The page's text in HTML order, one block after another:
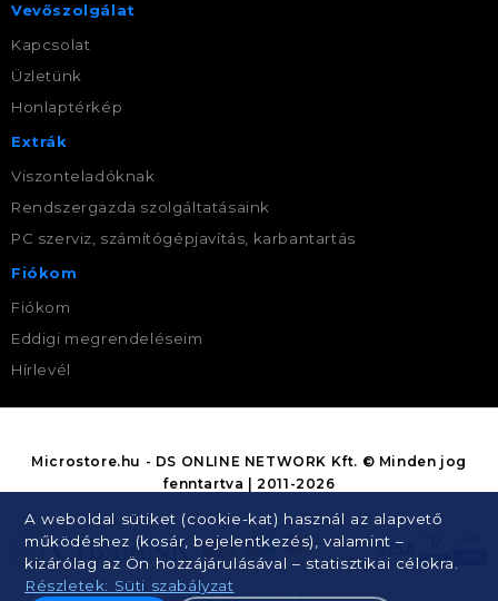
Vevőszolgálat
Kapcsolat
Üzletünk
Honlaptérkép
Extrák
Viszonteladóknak
Rendszergazda szolgáltatásaink
PC szerviz, számítógépjavítás, karbantartás
Fiókom
Fiókom
Eddigi megrendeléseim
Hírlevél
A weboldal sütiket (cookie-kat) használ az alapvető
működéshez (kosár, bejelentkezés), valamint –
kizárólag az Ön hozzájárulásával – statisztikai célokra.
Részletek: Süti szabályzat
Microstore.hu - DS ONLINE NETWORK Kft. © Minden jog
fenntartva | 2011-2026